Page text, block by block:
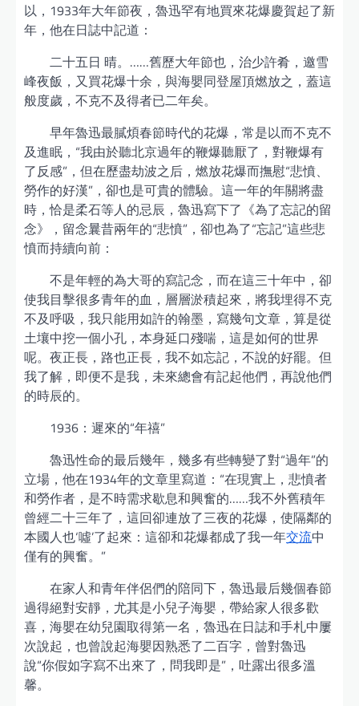
以，1933年大年節夜，魯迅罕有地買來花爆慶賀起了新
年，他在日誌中記道：
二十五日 晴。……舊歷大年節也，治少許肴，邀雪
峰夜飯，又買花爆十余，與海嬰同登屋頂燃放之，蓋這
般度歲，不克不及得者已二年矣。
早年魯迅最膩煩春節時代的花爆，常是以而不克不
及進眠，“我由於聽北京過年的鞭爆聽厭了，對鞭爆有
了反感”，但在歷盡劫波之后，燃放花爆而撫慰“悲憤、
勞作的好漢”，卻也是可貴的體驗。這一年的年關將盡
時，恰是柔石等人的忌辰，魯迅寫下了《為了忘記的留
念》，留念曩昔兩年的“悲憤”，卻也為了“忘記”這些悲
憤而持續向前：
不是年輕的為大哥的寫記念，而在這三十年中，卻
使我目擊很多青年的血，層層淤積起來，將我埋得不克
不及呼吸，我只能用如許的翰墨，寫幾句文章，算是從
土壤中挖一個小孔，本身延口殘喘，這是如何的世界
呢。夜正長，路也正長，我不如忘記，不說的好罷。但
我了解，即便不是我，未來總會有記起他們，再說他們
的時辰的。
1936：遲來的“年禧”
魯迅性命的最后幾年，幾多有些轉變了對“過年”的
立場，他在1934年的文章里寫道：“在現實上，悲憤者
和勞作者，是不時需求歇息和興奮的……我不外舊積年
曾經二十三年了，這回卻連放了三夜的花爆，使隔鄰的
本國人也‘噓’了起來：這卻和花爆都成了我一年交流中
僅有的興奮。”
在家人和青年伴侶們的陪同下，魯迅最后幾個春節
過得絕對安靜，尤其是小兒子海嬰，帶給家人很多歡
喜，海嬰在幼兒園取得第一名，魯迅在日誌和手札中屢
次說起，也曾說起海嬰因熟悉了二百字，曾對魯迅
說“你假如字寫不出來了，問我即是”，吐露出很多溫
馨。